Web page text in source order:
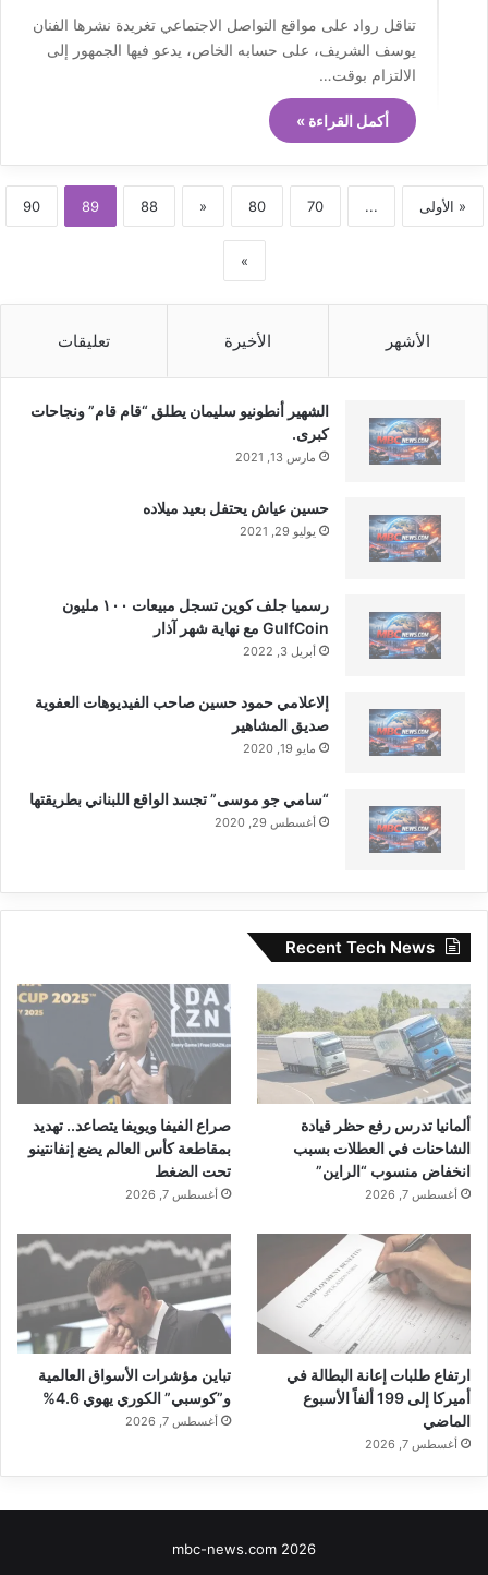
تناقل رواد على مواقع التواصل الاجتماعي تغريدة نشرها الفنان
يوسف الشريف، على حسابه الخاص، يدعو فيها الجمهور إلى
الالتزام بوقت…
أكمل القراءة »
« الأولى ...
70
80
«
88
89
90
»
الأشهر الأخيرة تعليقات
الشهير أنطونيو سليمان يطلق “قام قام” ونجاحات
كبرى.
مارس 13, 2021
حسين عياش يحتفل بعيد ميلاده
يوليو 29, 2021
رسميا جلف كوين تسجل مبيعات ١٠٠ مليون
GulfCoin مع نهاية شهر آذار
أبريل 3, 2022
إلاعلامي حمود حسين صاحب الفيديوهات العفوية
صديق المشاهير
مايو 19, 2020
“سامي جو موسى” تجسد الواقع اللبناني بطريقتها
أغسطس 29, 2020
Recent Tech News
ألمانيا تدرس رفع حظر قيادة
الشاحنات في العطلات بسبب
انخفاض منسوب “الراين”
أغسطس 7, 2026
صراع الفيفا ويويفا يتصاعد.. تهديد
بمقاطعة كأس العالم يضع إنفانتينو
تحت الضغط
أغسطس 7, 2026
ارتفاع طلبات إعانة البطالة في
أميركا إلى 199 ألفاً الأسبوع
الماضي
أغسطس 7, 2026
تباين مؤشرات الأسواق العالمية
و”كوسبي” الكوري يهوي 4.6%
أغسطس 7, 2026
mbc-news.com 2026